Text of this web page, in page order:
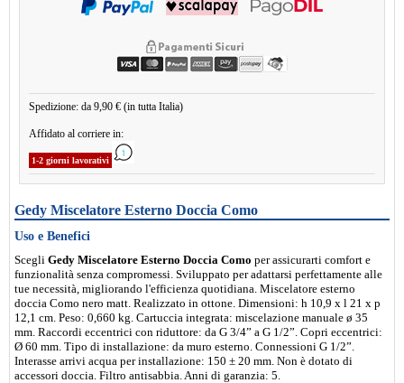
Spedizione: da 9,90 € (in tutta Italia)
Affidato al corriere in:
1-2 giorni lavorativi
Gedy Miscelatore Esterno Doccia Como
Uso e Benefici
Scegli Gedy Miscelatore Esterno Doccia Como per assicurarti comfort e
funzionalità senza compromessi. Sviluppato per adattarsi perfettamente alle
tue necessità, migliorando l'efficienza quotidiana. Miscelatore esterno
doccia Como nero matt. Realizzato in ottone. Dimensioni: h 10,9 x l 21 x p
12,1 cm. Peso: 0,660 kg. Cartuccia integrata: miscelazione manuale ø 35
mm. Raccordi eccentrici con riduttore: da G 3/4” a G 1/2”. Copri eccentrici:
Ø 60 mm. Tipo di installazione: da muro esterno. Connessioni G 1/2”.
Interasse arrivi acqua per installazione: 150 ± 20 mm. Non è dotato di
accessori doccia. Filtro antisabbia. Anni di garanzia: 5.